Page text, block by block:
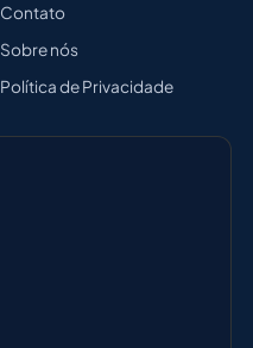
Contato
Sobre nós
Política de Privacidade